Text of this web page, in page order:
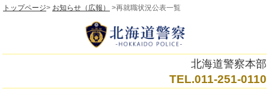
トップページ> お知らせ（広報） >再就職状況公表一覧
北海道警察本部
TEL.011-251-0110